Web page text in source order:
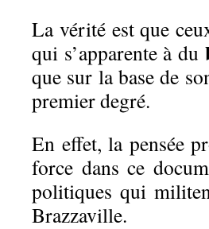
La vérité est que
qui s’apparente à du
que sur la base de
premier degré.
En effet, la pensée
force dans ce
politiques qui
Brazzaville.